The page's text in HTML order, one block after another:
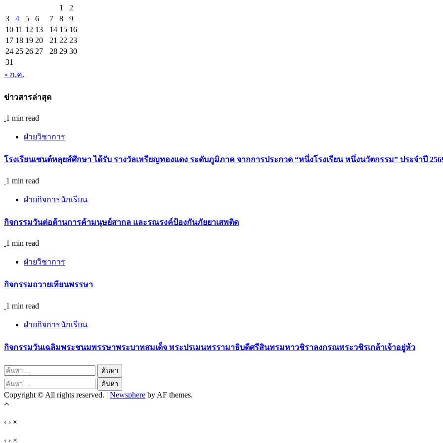
1
2
3
4 5 6 7 8
9
10 11 12 13 14 15 16
17 18 19 20 21 22 23
24 25 26 27 28 29 30
31
« ก.ค.
ข่าวสารล่าสุด
1 min read
ฝ่ายวิชาการ
โรงเรียนเซนต์หลุยส์ศึกษา ได้รับ รางวัลเหรียญทองแดง ระดับภูมิภาค จากการประกวด “หนึ่งโรงเรียน หนึ่งนวัตกรรม” ประจำปี
1 min read
ฝ่ายกิจการนักเรียน
กิจกรรม​วันต่อต้านการค้ามนุษย์สากล และรณรงค์ป้องกันภัยยาเสพติด
1 min read
ฝ่ายวิชาการ
กิจกรรมถวายเทียนพรรษา
1 min read
ฝ่ายกิจการนักเรียน
กิจกรรมวันเฉลิมพระชนมพรรษาพระบาทสมเด็จ พระปรเมนทรรามาธิบดีศรีสินทรมหาวชิราลงกรณพระวชิรเกล้าเจ้าอยู่ห้ว
ค้นหา
สำหรับ:
ค้นหา
สำหรับ:
Copyright © All rights reserved. | Newsphere by AF themes.
‹ › ×
‹ › ×